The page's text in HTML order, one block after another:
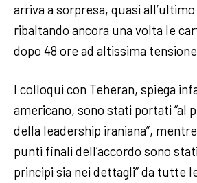
arriva a sorpresa, quasi
ribaltando ancora una volta le
dopo 48 ore ad altissima
I colloqui con Teheran, spiega
americano, sono stati portati “al
della leadership iraniana”,
punti finali dell’accordo sono
principi sia nei dettagli” da tutte